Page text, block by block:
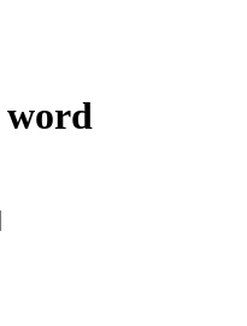
word